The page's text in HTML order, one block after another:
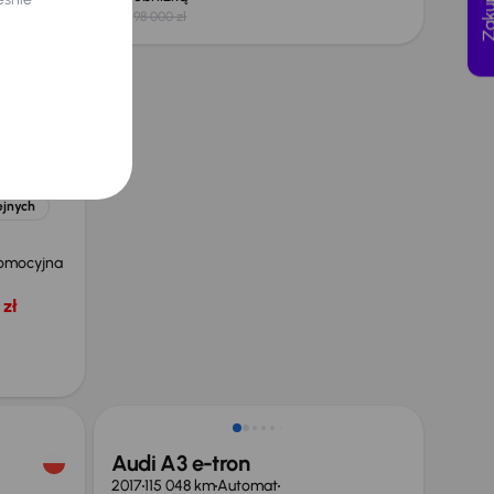
98 000 zł
Audi A3 e-tron
2017115 048 kmAutomat